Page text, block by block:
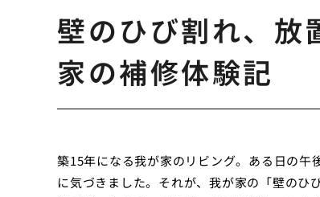
壁のひび割れ、放
家の補修体験記
築15年になる我が家のリビング。ある日の
に気づきました。それが、我が家の「壁のひ